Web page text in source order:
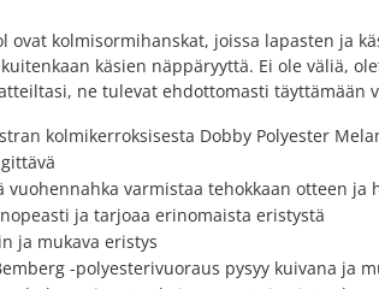
ovat kolmisormihanskat, joissa lapasten ja
käsien näppäryyttä. Ei ole väliä,
ne tulevat ehdottomasti täyttämään
kolmikerroksisesta Dobby Polyester
vuohennahka varmistaa tehokkaan otteen ja
ja tarjoaa erinomaista eristystä
ja mukava eristys
-polyesterivuoraus pysyy kuivana ja